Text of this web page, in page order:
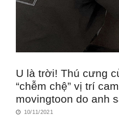
U là trời! Thú cưng
“chễm chệ” vị trí
movingtoon do anh
10/11/2021